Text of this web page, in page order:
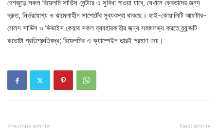
দেশজুড়ে সকল রিয়েলমি সার্ভিস সেন্টারে এ সুবিধা পাওয়া যাবে, যেখানে ক্রেতাদের জন্য
দ্রুত, নির্ভরযোগ্য ও ঝামেলাহীন সাপোর্টের সুব্যবস্থা থাকছে। হাই-কোয়ালিটি আফটার-
সেলস সার্ভিস ও ডিভাইস কেয়ার সকল ব্যবহারকারীর জন্য সহজলভ্য করতে ব্র্যান্ডটি
কতোটা প্রতিশ্রুতিবদ্ধ; রিয়েলমির এ ক্যাম্পেইন তারই প্রমাণ দেয়।
Previous article Next article